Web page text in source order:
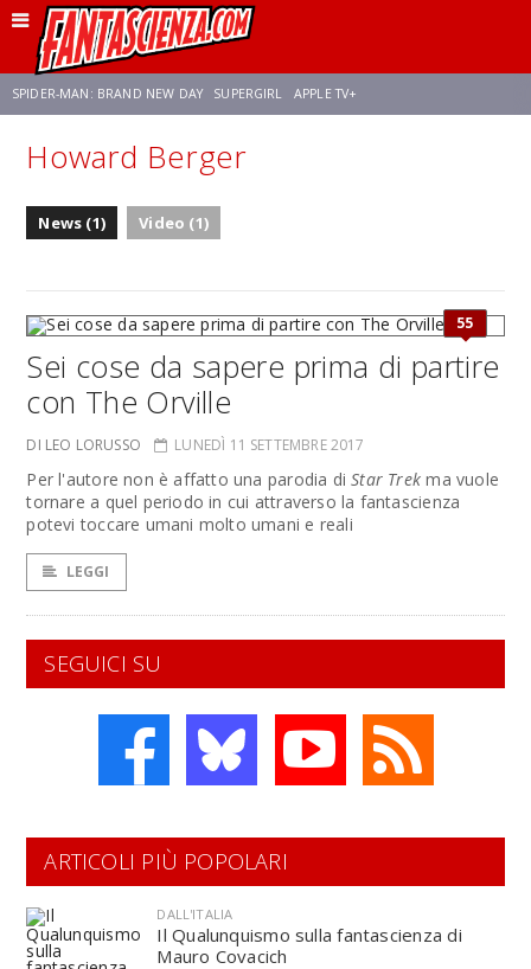
SPIDER-MAN: BRAND NEW DAY SUPERGIRL APPLE TV+
FRANCO RICCIARDIELLO ZENDAYA
Howard Berger
News (1) Video (1)
55
Sei cose da sapere prima di partire
con The Orville
DI LEO LORUSSO LUNEDÌ 11 SETTEMBRE 2017
Per l'autore non è affatto una parodia diStar Trek ma vuole
tornare a quel periodo in cui attraverso la fantascienza
potevi toccare umani molto umani e reali
LEGGI
SEGUICI SU
ARTICOLI PIÙ POPOLARI
DALL'ITALIA
Il Qualunquismo sulla fantascienza di
Mauro Covacich